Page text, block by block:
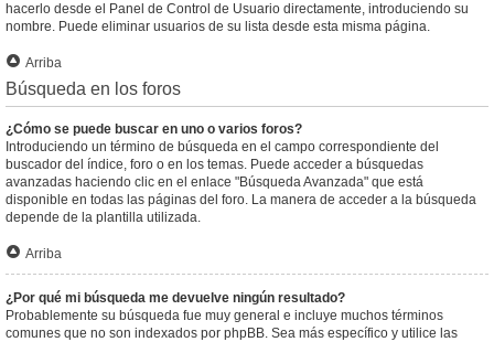
hacerlo desde el Panel de Control de Usuario directamente, introduciendo su
nombre. Puede eliminar usuarios de su lista desde esta misma página.
Arriba
Búsqueda en los foros
¿Cómo se puede buscar en uno o varios foros?
Introduciendo un término de búsqueda en el campo correspondiente del
buscador del índice, foro o en los temas. Puede acceder a búsquedas
avanzadas haciendo clic en el enlace "Búsqueda Avanzada" que está
disponible en todas las páginas del foro. La manera de acceder a la búsqueda
depende de la plantilla utilizada.
Arriba
¿Por qué mi búsqueda me devuelve ningún resultado?
Probablemente su búsqueda fue muy general e incluye muchos términos
comunes que no son indexados por phpBB. Sea más específico y utilice las